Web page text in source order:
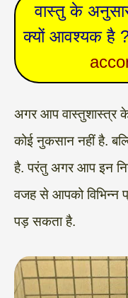
वास्तु के
क्यों आवश्यक है
अगर आप वास्तुशास्त्र
कोई नुकसान नहीं है.
है. परंतु अगर आप इन
वजह से आपको विभिन्न
पड़ सकता है.